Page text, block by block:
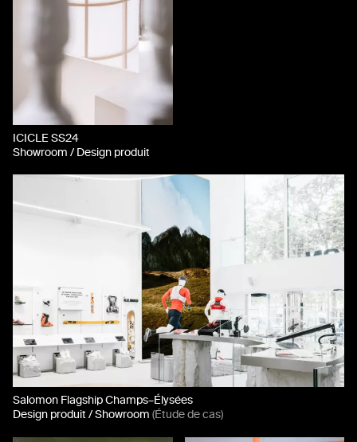
ICICLE SS24
Showroom / Design produit
Salomon Flagship Champs–Élysées
Design produit / Showroom (Étude de cas)